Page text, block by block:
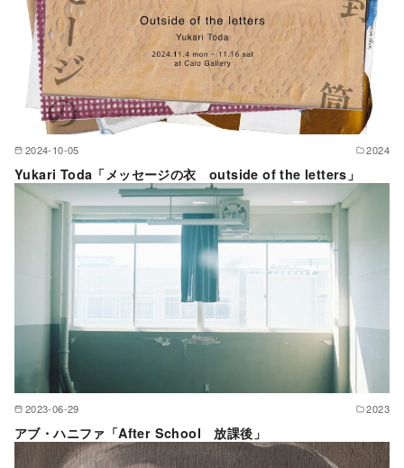
2024-10-05 2024
Yukari Toda「メッセージの衣 outside of the letters」
2023-06-29 2023
アブ・ハニファ「After School 放課後」